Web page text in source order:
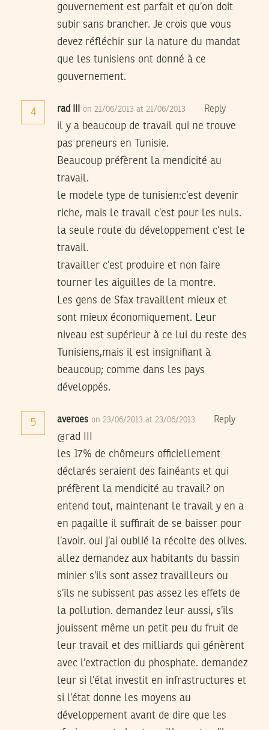
gouvernement est parfait et qu’on doit
subir sans brancher. Je crois que vous
devez réfléchir sur la nature du mandat
que les tunisiens ont donné à ce
gouvernement.
4 rad III on 21/06/2013 at 21/06/2013 Reply
il y a beaucoup de travail qui ne trouve
pas preneurs en Tunisie.
Beaucoup préfèrent la mendicité au
travail.
le modele type de tunisien:c’est devenir
riche, mais le travail c’est pour les nuls.
la seule route du développement c’est le
travail.
travailler c’est produire et non faire
tourner les aiguilles de la montre.
Les gens de Sfax travaillent mieux et
sont mieux économiquement. Leur
niveau est supérieur à ce lui du reste des
Tunisiens,mais il est insignifiant à
beaucoup; comme dans les pays
développés.
5 averoes on 23/06/2013 at 23/06/2013 Reply
@rad III
les 17% de chômeurs officiellement
déclarés seraient des fainéants et qui
préfèrent la mendicité au travail? on
entend tout, maintenant le travail y en a
en pagaille il suffirait de se baisser pour
l’avoir. oui j’ai oublié la récolte des olives.
allez demandez aux habitants du bassin
minier s’ils sont assez travailleurs ou
s’ils ne subissent pas assez les effets de
la pollution. demandez leur aussi, s’ils
jouissent même un petit peu du fruit de
leur travail et des milliards qui génèrent
avec l’extraction du phosphate. demandez
leur si l’état investit en infrastructures et
si l’état donne les moyens au
développement avant de dire que les